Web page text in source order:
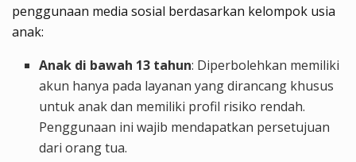
penggunaan media sosial berdasarkan kelompok usia
anak:
Anak di bawah 13 tahun: Diperbolehkan memiliki
akun hanya pada layanan yang dirancang khusus
untuk anak dan memiliki profil risiko rendah.
Penggunaan ini wajib mendapatkan persetujuan
dari orang tua.